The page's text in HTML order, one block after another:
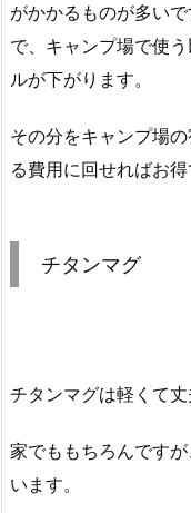
がかかるものが多い
で、キャンプ場で使
ルが下がります。
その分をキャンプ場
る費用に回せればお得
チタンマグ
チタンマグは軽くて丈
家でももちろんです
います。